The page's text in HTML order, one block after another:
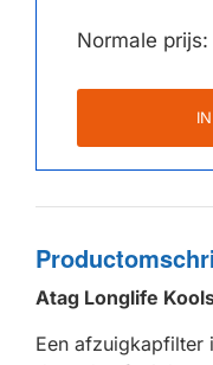
Normale prijs:
Atag Longlife
Een afzuigkapfilter